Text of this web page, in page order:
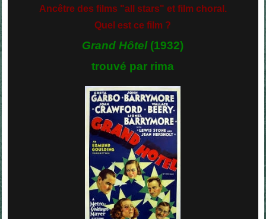
Ancêtre des films "all stars" et film choral.
Quel est ce film ?
Grand Hôtel(1932)
trouvé par rima